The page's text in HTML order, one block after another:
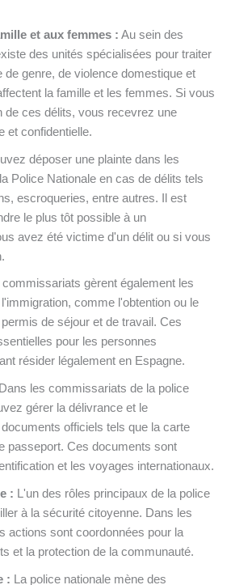
et aux femmes : Au sein des
des unités spécialisées pour traiter
de genre, de violence domestique et
la famille et les femmes. Si vous
de ces délits, vous recevrez une
et confidentielle.
déposer une plainte dans les
Police Nationale en cas de délits tels
escroqueries, entre autres. Il est
le plus tôt possible à un
avez été victime d'un délit ou si vous
commissariats gèrent également les
comme l'obtention ou le
de séjour et de travail. Ces
pour les personnes
résider légalement en Espagne.
Dans les commissariats de la police
gérer la délivrance et le
officiels tels que la carte
passeport. Ces documents sont
et les voyages internationaux.
: L'un des rôles principaux de la police
à la sécurité citoyenne. Dans les
actions sont coordonnées pour la
et la protection de la communauté.
: La police nationale mène des